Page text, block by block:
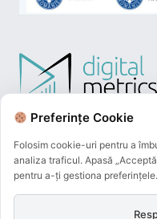
Preferințe Cookie
Folosim cookie-uri pentru a
analiza traficul. Apasă
pentru a-ți gestiona preferințele.